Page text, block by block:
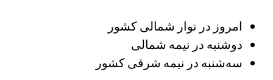
امروز در نوار شمالی کشور
دوشنبه در نیمه شمالی
سه‌شنبه در نیمه شرقی کشور